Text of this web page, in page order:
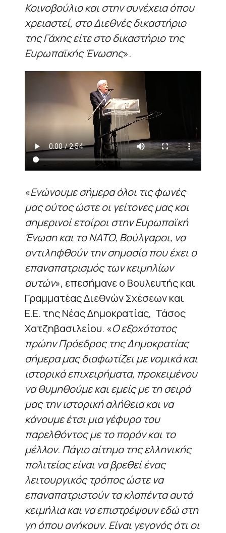
Κοινοβούλιο και στην συνέχεια όπου
χρειαστεί, στο Διεθνές δικαστήριο
της Γάχης είτε στο δικαστήριο της
Ευρωπαϊκής Ένωσης».
«Ενώνουμε σήμερα όλοι τις φωνές
μας ούτος ώστε οι γείτονες μας και
σημερινοί εταίροι στην Ευρωπαϊκή
Ένωση και το ΝΑΤΟ, Βούλγαροι, να
αντιληφθούν την σημασία που έχει ο
επαναπατρισμός των κειμηλίων
αυτών», επεσήμανε ο Βουλευτής και
Γραμματέας Διεθνών Σχέσεων και
Ε.Ε. της Νέας Δημοκρατίας, Τάσος
Χατζηβασιλείου. «Ο εξοχότατος
πρώην Πρόεδρος της Δημοκρατίας
σήμερα μας διαφωτίζει με νομικά και
ιστορικά επιχειρήματα, προκειμένου
να θυμηθούμε και εμείς με τη σειρά
μας την ιστορική αλήθεια και να
κάνουμε έτσι μια γέφυρα του
παρελθόντος με το παρόν και το
μέλλον. Πάγιο αίτημα της ελληνικής
πολιτείας είναι να βρεθεί ένας
λειτουργικός τρόπος ώστε να
επαναπατριστούν τα κλαπέντα αυτά
κειμήλια και να επιστρέψουν εδώ στη
γη όπου ανήκουν. Είναι γεγονός ότι οι